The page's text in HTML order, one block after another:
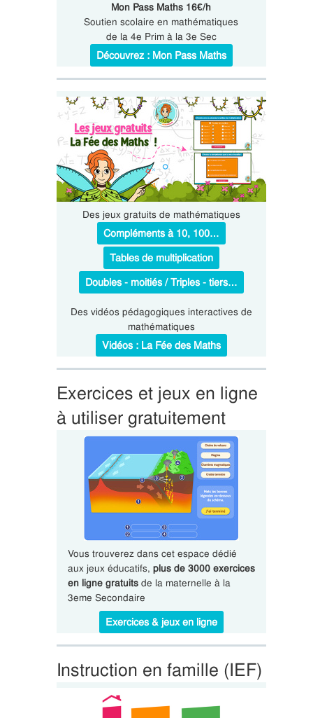
Mon Pass Maths 16€/h
Soutien scolaire en mathématiques
de la 4e Prim à la 3e Sec
Découvrez : Mon Pass Maths
Des jeux gratuits de mathématiques
Compléments à 10, 100…
Tables de multiplication
Doubles - moitiés / Triples - tiers…
Des vidéos pédagogiques interactives de
mathématiques
Vidéos : La Fée des Maths
Exercices et jeux en ligne
à utiliser gratuitement
Vous trouverez dans cet espace dédié
aux jeux éducatifs, plus de 3000 exercices
en ligne gratuitsde la maternelle à la
3eme Secondaire
Exercices & jeux en ligne
Instruction en famille (IEF)